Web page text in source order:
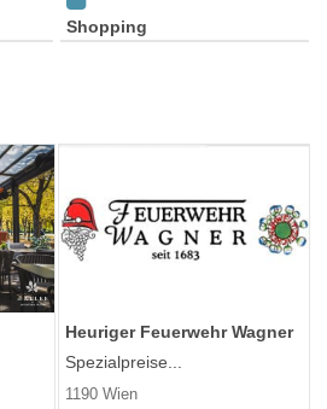
Shopping
Heuriger Feuerwehr Wagner
Spezialpreise...
1190 Wien